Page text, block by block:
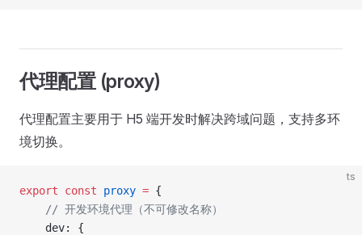
代理配置 (proxy)
代理配置主要用于 H5 端开发时解决跨域问题，支持多环
境切换。
ts
export const proxy = {
	// 开发环境代理（不可修改名称）
	dev: {